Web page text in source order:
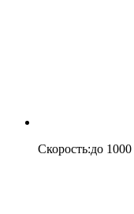
Скорость:до 1000